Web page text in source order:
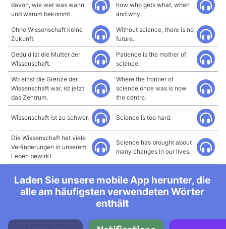
davon, wie wer was wann
und warum bekommt.
how who gets what, when
and why.
Ohne Wissenschaft keine
Zukunft.
Without science, there is no
future.
Geduld ist die Mutter der
Wissenschaft.
Patience is the mother of
science.
Wo einst die Grenze der
Wissenschaft war, ist jetzt
das Zentrum.
Where the frontier of
science once was is now
the centre.
Wissenschaft ist zu schwer. Science is too hard.
Die Wissenschaft hat viele
Veränderungen in unserem
Leben bewirkt.
Science has brought about
many changes in our lives.
Laden Sie unsere mobile App herunter, die
alle am häufigsten verwendeten Wörter
enthält